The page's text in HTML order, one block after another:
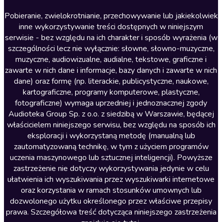
Literatura anglojęzyczna
Literatura faktu
Literatura obyczajowa
Literatura piękna obca
Literatura piękna polska
Nagrania relaksacyjne
Nauka języków
Nauki humanistyczne
Podcasty i audycje
Polityka
Prasa
Religia
Romans
Pobieranie, zwielokrotnianie, przechowywanie lub jakiekolwiek
inne wykorzystywanie treści dostępnych w niniejszym
serwisie - bez względu na ich charakter i sposób wyrażenia (w
szczególności lecz nie wyłącznie: słowne, słowno-muzyczne,
muzyczne, audiowizualne, audialne, tekstowe, graficzne i
zawarte w nich dane i informacje, bazy danych i zawarte w nich
dane) oraz formę (np. literackie, publicystyczne, naukowe,
kartograficzne, programy komputerowe, plastyczne,
fotograficzne) wymaga uprzedniej i jednoznacznej zgody
Audioteka Group Sp. z o.o. z siedzibą w Warszawie, będącej
właścicielem niniejszego serwisu, bez względu na sposób ich
eksploracji i wykorzystaną metodę (manualną lub
zautomatyzowaną technikę, w tym z użyciem programów
uczenia maszynowego lub sztucznej inteligencji). Powyższe
zastrzeżenie nie dotyczy wykorzystywania jedynie w celu
ułatwienia ich wyszukiwania przez wyszukiwarki internetowe
oraz korzystania w ramach stosunków umownych lub
dozwolonego użytku określonego przez właściwe przepisy
prawa. Szczegółowa treść dotycząca niniejszego zastrzeżenia